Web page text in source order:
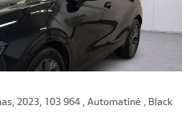
2023, 103 964 , Automatinė , Black